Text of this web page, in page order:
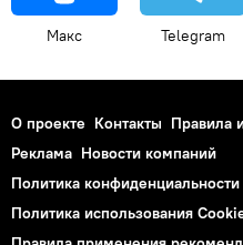
Макс Telegram
О проекте Контакты Правила
Реклама Новости компаний
Политика конфиденциальности
Политика использования